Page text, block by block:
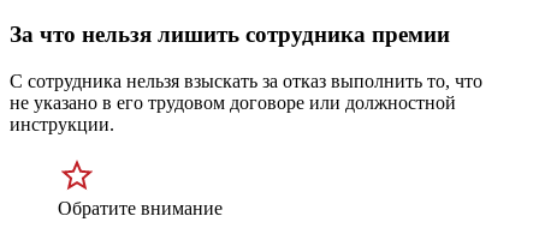
За что нельзя лишить сотрудника премии
С сотрудника нельзя взыскать за отказ выполнить то, что
не указано в его трудовом договоре или должностной
инструкции.
Обратите внимание